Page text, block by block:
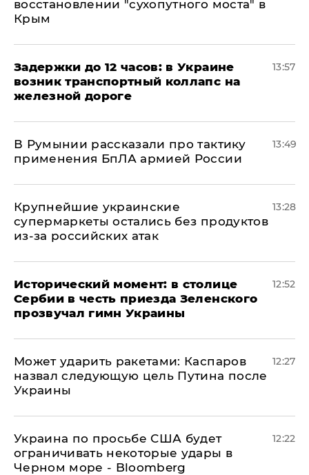
восстановлении "сухопутного моста" в
Крым
Задержки до 12 часов: в Украине
возник транспортный коллапс на
железной дороге
13:57
В Румынии рассказали про тактику
применения БпЛА армией России
13:49
Крупнейшие украинские
супермаркеты остались без продуктов
из-за российских атак
13:28
Исторический момент: в столице
Сербии в честь приезда Зеленского
прозвучал гимн Украины
12:52
Может ударить ракетами: Каспаров
назвал следующую цель Путина после
Украины
12:27
Украина по просьбе США будет
ограничивать некоторые удары в
Черном море - Bloomberg
12:22